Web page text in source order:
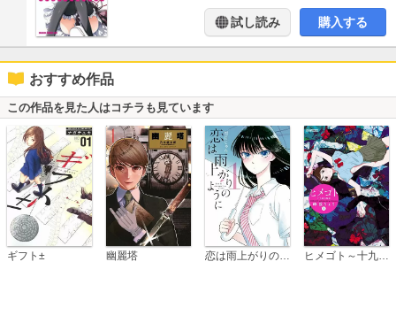
試し読み 購入する
おすすめ作品
この作品を見た人はコチラも見ています
ギフト± 幽麗塔 恋は雨上がりのように ヒメゴト～十九歳の制服～